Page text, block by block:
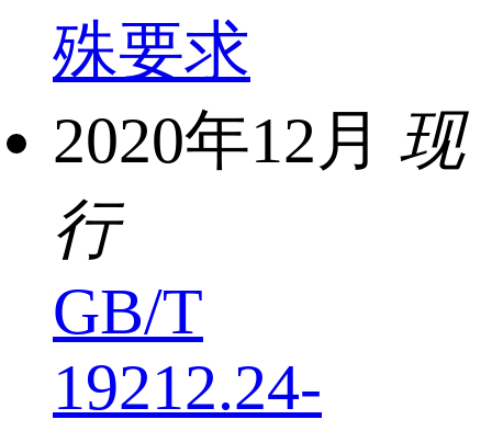
殊要求
2020年12月 现
行
GB/T
19212.24-